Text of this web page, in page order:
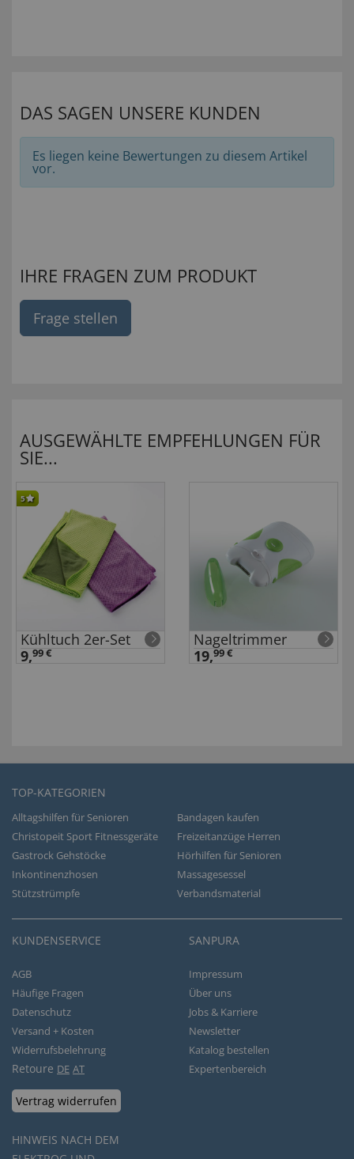
DAS SAGEN UNSERE KUNDEN
Es liegen keine Bewertungen zu diesem Artikel
vor.
IHRE FRAGEN ZUM PRODUKT
Frage stellen
AUSGEWÄHLTE EMPFEHLUNGEN FÜR
SIE...
5
Kühltuch 2er-Set
9,99 €
Nageltrimmer
19,99 €
TOP-KATEGORIEN
Alltagshilfen für Senioren
Bandagen kaufen
Christopeit Sport Fitnessgeräte
Freizeitanzüge Herren
Gastrock Gehstöcke
Hörhilfen für Senioren
Inkontinenzhosen
Massagesessel
Stützstrümpfe
Verbandsmaterial
KUNDENSERVICE
AGB
Häufige Fragen
Datenschutz
Versand + Kosten
Widerrufsbelehrung
Retoure DE AT
Vertrag widerrufen
HINWEIS NACH DEM
SANPURA
Impressum
Über uns
Jobs & Karriere
Newsletter
Katalog bestellen
Expertenbereich